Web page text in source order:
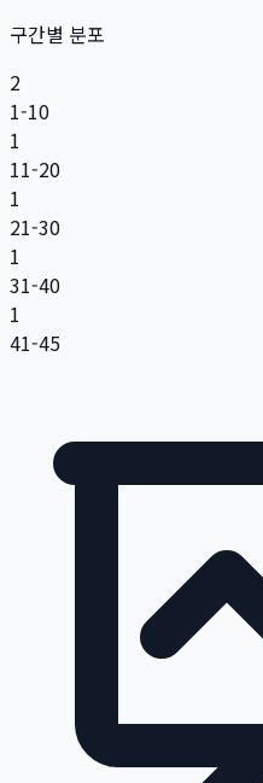
구간별 분포
2
1-10
1
11-20
1
21-30
1
31-40
1
41-45